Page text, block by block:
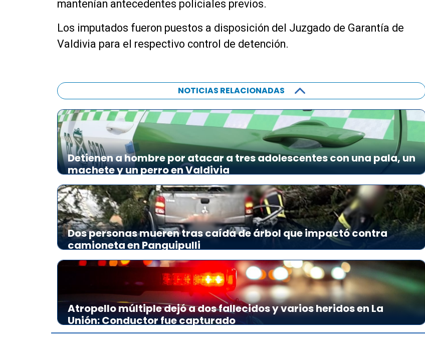
mantenían antecedentes policiales previos.
Los imputados fueron puestos a disposición del Juzgado de Garantía de
Valdivia para el respectivo control de detención.
NOTICIAS RELACIONADAS
Detienen a hombre por atacar a tres adolescentes con una pala, un
machete y un perro en Valdivia
Dos personas mueren tras caída de árbol que impactó contra
camioneta en Panguipulli
Atropello múltiple dejó a dos fallecidos y varios heridos en La
Unión: Conductor fue capturado